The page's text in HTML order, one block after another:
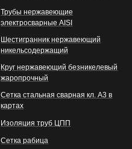
Трубы нержавеющие
электросварные AISI
Шестигранник нержавеющий
никельсодержащий
Круг нержавеющий безникелевый
жаропрочный
Сетка стальная сварная кл. А3 в
картах
Изоляция труб ЦПП
Сетка рабица